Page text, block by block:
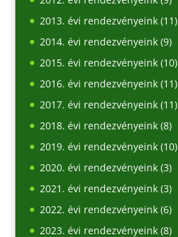
2013. évi rendezvényeink(11)
2014. évi rendezvényeink(9)
2015. évi rendezvényeink(10)
2016. évi rendezvényeink(11)
2017. évi rendezvényeink(11)
2018. évi rendezvényeink(8)
2019. évi rendezvényeink(10)
2020. évi rendezvényeink(3)
2021. évi rendezvényeink(3)
2022. évi rendezvényeink(6)
2023. évi rendezvényeink(8)